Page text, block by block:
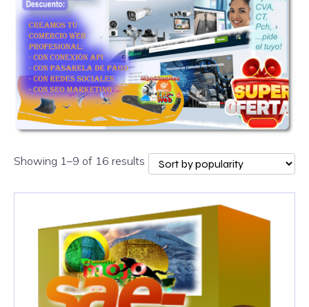
Showing 1–9 of 16 results